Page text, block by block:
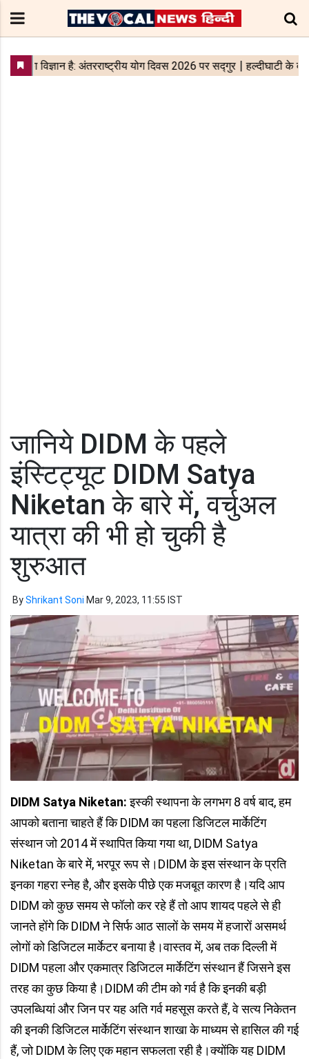
जानिये DIDM के पहले
इंस्टिट्यूट DIDM Satya
Niketan के बारे में, वर्चुअल
यात्रा की भी हो चुकी है
शुरुआत
ByShrikant Soni Mar 9, 2023, 11:55 IST
DIDM Satya Niketan:इस्की स्थापना के लगभग 8 वर्ष बाद, हम
आपको बताना चाहते हैं कि DIDM का पहला डिजिटल मार्केटिंग
संस्थान जो 2014 में स्थापित किया गया था, DIDM Satya
Niketan के बारे में, भरपूर रूप से।DIDM के इस संस्थान के प्रति
इनका गहरा स्नेह है, और इसके पीछे एक मजबूत कारण है।यदि आप
DIDM को कुछ समय से फॉलो कर रहे हैं तो आप शायद पहले से ही
जानते होंगे कि DIDM ने सिर्फ आठ सालों के समय में हजारों असमर्थ
लोगों को डिजिटल मार्केटर बनाया है।वास्तव में, अब तक दिल्ली में
DIDM पहला और एकमात्र डिजिटल मार्केटिंग संस्थान हैं जिसने इस
तरह का कुछ किया है।DIDM की टीम को गर्व है कि इनकी बड़ी
उपलब्धियां और जिन पर यह अति गर्व महसूस करते हैं, वे सत्य निकेतन
की इनकी डिजिटल मार्केटिंग संस्थान शाखा के माध्यम से हासिल की गई
हैं, जो DIDM के लिए एक महान सफलता रही है।क्योंकि यह DIDM